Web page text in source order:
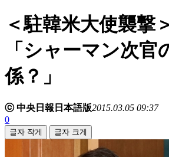
＜駐韓米大使襲撃
「シャーマン次官
係？」
ⓒ 中央日報日本語版2015.03.05 09:37
0
글자 작게 글자 크게